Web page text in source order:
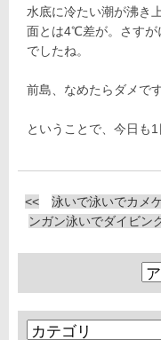
水底に冷たい潮が沸き
面とは4℃差が。さす
でしたね。
前島、なめたらダメです
ということで、今日も1
<< 泳いで泳いでカメ
ンガン泳いでダイビン